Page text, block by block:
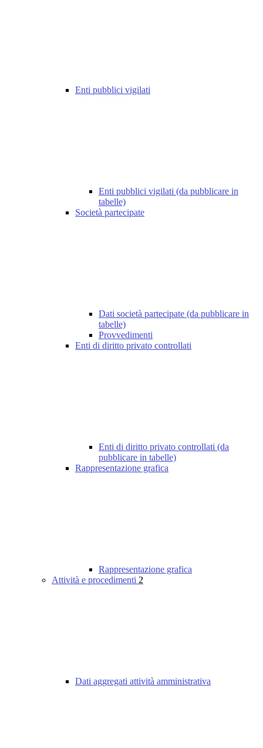
Enti pubblici vigilati
Enti pubblici vigilati (da pubblicare in
tabelle)
Società partecipate
Dati società partecipate (da pubblicare in
tabelle)
Provvedimenti
Enti di diritto privato controllati
Enti di diritto privato controllati (da
pubblicare in tabelle)
Rappresentazione grafica
Rappresentazione grafica
Attività e procedimenti 2
Dati aggregati attività amministrativa